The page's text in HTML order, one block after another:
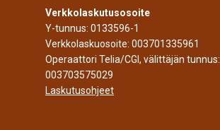
Verkkolaskutusosoite
Y-tunnus: 0133596-1
Verkkolaskuosoite: 003701335961
Operaattori Telia/CGI, välittäjän tunnus:
003703575029
Laskutusohjeet